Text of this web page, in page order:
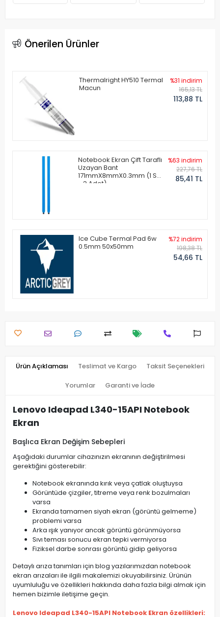
Önerilen Ürünler
Thermalright HY510 Termal
Macun
%31 indirim
165,13 TL
113,88 TL
Notebook Ekran Çift Taraflı
Uzayan Bant
171mmX8mmX0.3mm (1 Set
- 2 Adet)
%63 indirim
227,76 TL
85,41 TL
Ice Cube Termal Pad 6w
0.5mm 50x50mm
%72 indirim
198,38 TL
54,66 TL
Ürün Açıklaması Teslimat ve Kargo Taksit Seçenekleri
Yorumlar Garanti ve İade
Lenovo Ideapad L340-15API Notebook
Ekran
Başlıca Ekran Değişim Sebepleri
Aşağıdaki durumlar cihazınızın ekranının değiştirilmesi
gerektiğini gösterebilir:
Notebook ekranında kırık veya çatlak oluştuysa
Görüntüde çizgiler, titreme veya renk bozulmaları
varsa
Ekranda tamamen siyah ekran (görüntü gelmeme)
problemi varsa
Arka ışık yanıyor ancak görüntü görünmüyorsa
Sıvı teması sonucu ekran tepki vermiyorsa
Fiziksel darbe sonrası görüntü gidip geliyorsa
Detaylı arıza tanımları için blog yazılarımızdan notebook
ekran arızaları ile ilgili makalemizi okuyabilirsiniz. Ürünün
uyumluluğu ve özellikleri hakkında daha fazla bilgi almak için
hemen bizimle iletişime geçin.
Lenovo Ideapad L340-15API Notebook Ekran özellikleri: